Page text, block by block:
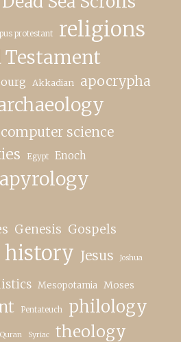
protestant religions
Testament
Akkadian apocrypha
computer science
Egypt Enoch
Genesis Gospels
history Jesus Joshua
Mesopotamia Moses
Pentateuch philology
Quran Syriac theology